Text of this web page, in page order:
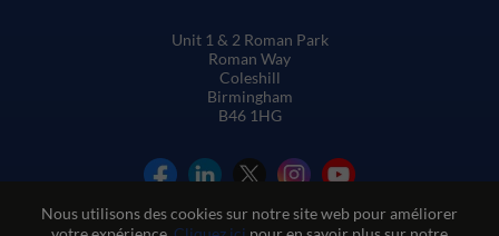
Nous utilisons des cookies sur notre site web pour améliorer
Unit 1 & 2 Roman Park
Roman Way
Coleshill
Birmingham
B46 1HG